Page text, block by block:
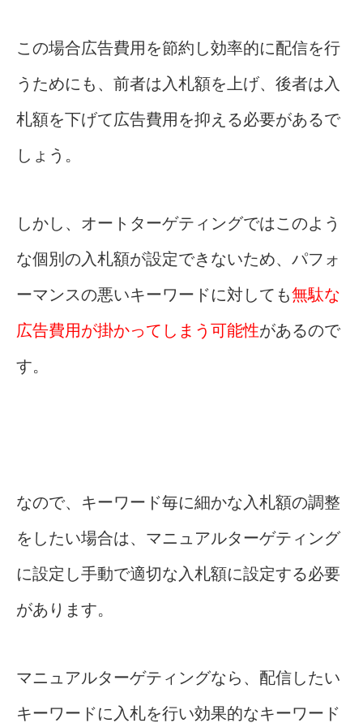
この場合広告費用を節約し効率的に配信を行
うためにも、前者は入札額を上げ、後者は入
札額を下げて広告費用を抑える必要があるで
しょう。
しかし、オートターゲティングではこのよう
な個別の入札額が設定できないため、パフォ
ーマンスの悪いキーワードに対しても無駄な
広告費用が掛かってしまう可能性があるので
す。
なので、キーワード毎に細かな入札額の調整
をしたい場合は、マニュアルターゲティング
に設定し手動で適切な入札額に設定する必要
があります。
マニュアルターゲティングなら、配信したい
キーワードに入札を行い効果的なキーワード